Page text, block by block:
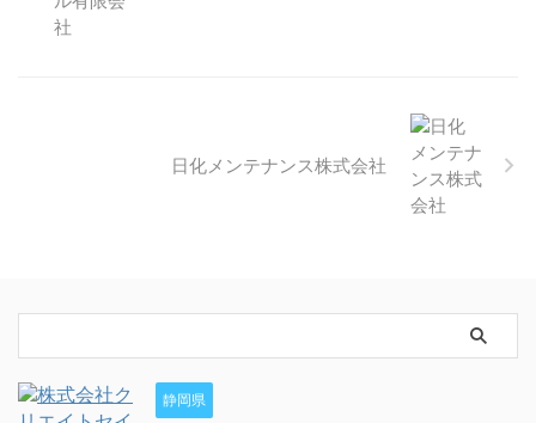
日化メンテナンス株式会社
静岡県